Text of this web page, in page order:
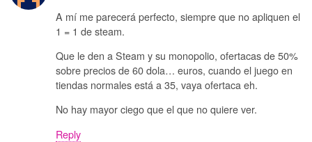
A mí me parecerá perfecto, siempre que no apliquen el
1 = 1 de steam.
Que le den a Steam y su monopolio, ofertacas de 50%
sobre precios de 60 dola… euros, cuando el juego en
tiendas normales está a 35, vaya ofertaca eh.
No hay mayor ciego que el que no quiere ver.
Reply